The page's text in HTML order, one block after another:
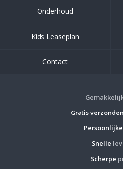
Onderhoud
Kids Leaseplan
Contact
Gratis verzonden
Persoonlijke
Snelle
Scherpe